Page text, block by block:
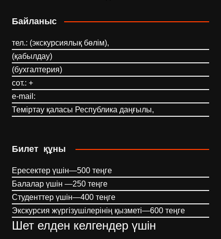
Байланыс
тел.: (экскурсиялық бөлім),
(қабылдау)
(бухгалтерия)
сот.: +
e-mail:
Теміртау қаласы Республика даңғылы,
Билет құны
Ересектер үшін—500 теңге
Балалар үшін —250 теңге
Студенттер үшін—400 теңге
Экскурсия жүргізушілерінің қызметі—600 теңге
Шет елден келгендер үшін